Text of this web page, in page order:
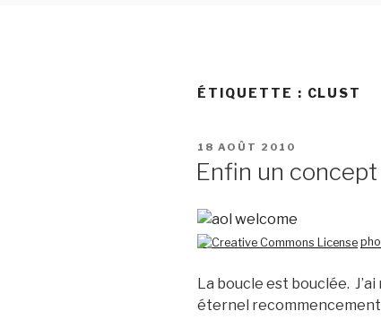
ÉTIQUETTE : CLUST
PUBLIÉ
18 AOÛT 2010
Enfin un
La boucle est bouclée.
éternel